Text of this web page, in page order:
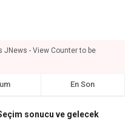
JNews - View Counter to be
En Son
sonucu ve gelecek